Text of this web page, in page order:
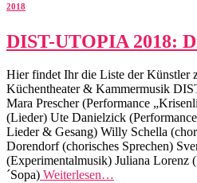
2018
DIST-UTOPIA 2018:
Hier findet Ihr die Liste der Künstler
Küchentheater & Kammermusik
Mara Prescher (Performance
(Lieder) Ute Danielzick
Lieder & Gesang) Willy Schella
Dorendorf (chorisches Sprechen)
(Experimentalmusik) Juliana Lorenz
´Sopa) Weiterlesen…